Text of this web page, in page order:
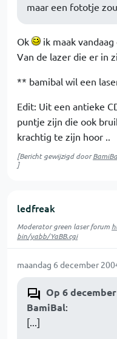
maar een fototje
Ok
ik maak
Van de lazer die er in
** bamibal wil een
Edit: Uit een antieke
puntje zijn die ook
krachtig te zijn hoor ..
[Bericht gewijzigd door
]
ledfreak
Moderator green laser forum
bin/yabb/YaBB.cgi
maandag 6 december
Op 6
BamiBal:
[...]